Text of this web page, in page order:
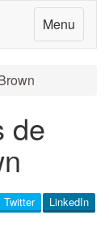
Menu
de
LinkedIn
Twitter